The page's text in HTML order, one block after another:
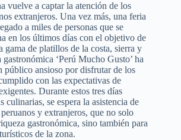
vuelve a captar la atención de los
extranjeros. Una vez más, una feria
a miles de personas que se
en los últimos días con el objetivo de
gama de platillos de la costa, sierra y
‘Perú Mucho Gusto’ ha
público ansioso por disfrutar de los
con las expectativas de
Durante estos tres días
culinarias, se espera la asistencia de
y extranjeros, que no solo
gastronómica, sino también para
de la zona.